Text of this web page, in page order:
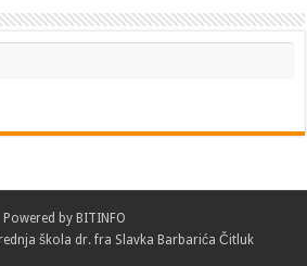
Powered by BITINFO
škola dr. fra Slavka Barbarića Čitluk